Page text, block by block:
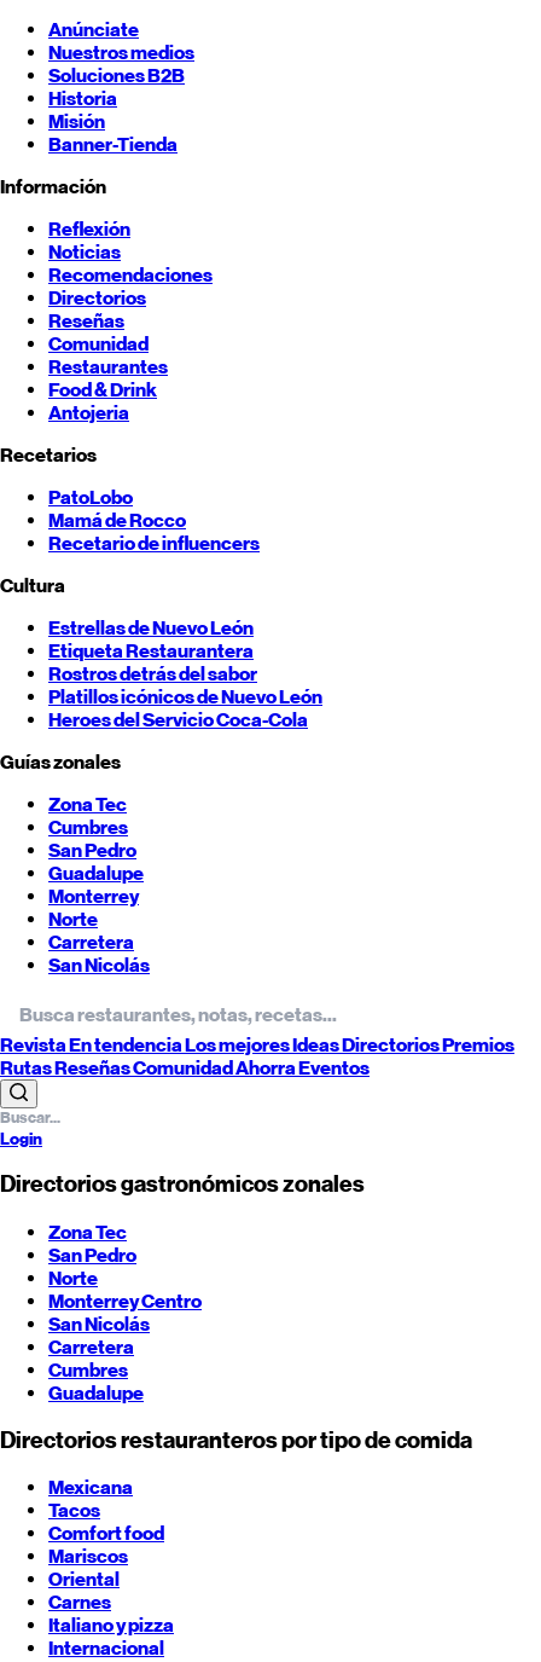
Anúnciate
Nuestros medios
Soluciones B2B
Historia
Misión
Banner-Tienda
Información
Reflexión
Noticias
Recomendaciones
Directorios
Reseñas
Comunidad
Restaurantes
Food & Drink
Antojeria
Recetarios
PatoLobo
Mamá de Rocco
Recetario de influencers
Cultura
Estrellas deNuevo León
Etiqueta Restaurantera
Rostros detrás del sabor
Platillos icónicos deNuevo León
Heroes del Servicio Coca-Cola
Guías zonales
Zona Tec
Cumbres
San Pedro
Guadalupe
Monterrey
Norte
Carretera
San Nicolás
RevistaEn tendenciaLos mejoresIdeasDirectoriosPremios
RutasReseñasComunidadAhorraEventos
Login
Directorios gastronómicos zonales
Zona Tec
San Pedro
Norte
MonterreyCentro
San Nicolás
Carretera
Cumbres
Guadalupe
Directorios restauranteros por tipo de comida
Mexicana
Tacos
Comfort food
Mariscos
Oriental
Carnes
Italiano y pizza
Internacional